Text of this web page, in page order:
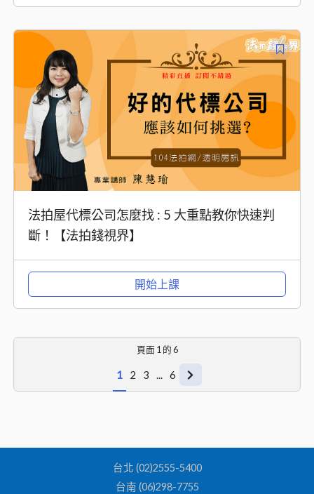
法拍屋代標公司怎麼找 : 5 大重點教你快速判
斷！【法拍錢視界】
開始上課
頁面 1的6
1 2 3 ... 6
台北 (02)2555-5400
台南 (06)298-7755